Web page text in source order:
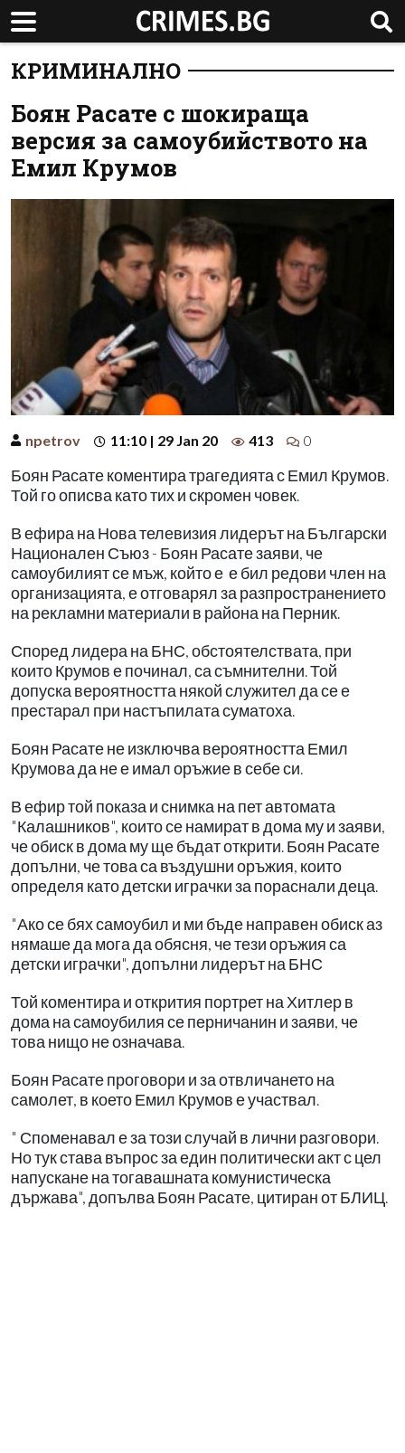
КРИМИНАЛНО
Боян Расате с шокираща
версия за самоубийството на
Емил Крумов
npetrov 11:10 | 29 Jan 20 413 0
Боян Расате коментира трагедията с Емил Крумов.
Той го описва като тих и скромен човек.
В ефира на Нова телевизия лидерът на Български
Национален Съюз - Боян Расате заяви, че
самоубилият се мъж, който е е бил редови член на
организацията, е отговарял за разпространението
на рекламни материали в района на Перник.
Според лидера на БНС, обстоятелствата, при
които Крумов е починал, са съмнителни. Той
допуска вероятността някой служител да се е
престарал при настъпилата суматоха.
Боян Расате не изключва вероятността Емил
Крумова да не е имал оръжие в себе си.
В ефир той показа и снимка на пет автомата
"Калашников", които се намират в дома му и заяви,
че обиск в дома му ще бъдат открити. Боян Расате
допълни, че това са въздушни оръжия, които
определя като детски играчки за пораснали деца.
"Ако се бях самоубил и ми бъде направен обиск аз
нямаше да мога да обясня, че тези оръжия са
детски играчки", допълни лидерът на БНС
Той коментира и открития портрет на Хитлер в
дома на самоубилия се перничанин и заяви, че
това нищо не означава.
Боян Расате проговори и за отвличането на
самолет, в което Емил Крумов е участвал.
" Споменавал е за този случай в лични разговори.
Но тук става въпрос за един политически акт с цел
напускане на тогавашната комунистическа
държава", допълва Боян Расате, цитиран от БЛИЦ.